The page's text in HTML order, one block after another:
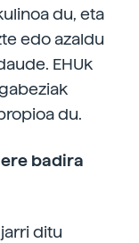
du, eta
edo azaldu
EHUk
du.
badira
ditu